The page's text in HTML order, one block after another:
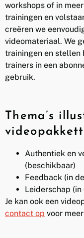
workshops of in
trainingen en
creëren we
videomateriaal. We
trainingen en stellen
trainers in een
gebruik.
Thema’s
Authentiek en
(beschikbaar)
Feedback (in
Leiderschap (in
Je kan ook een
contact op voor